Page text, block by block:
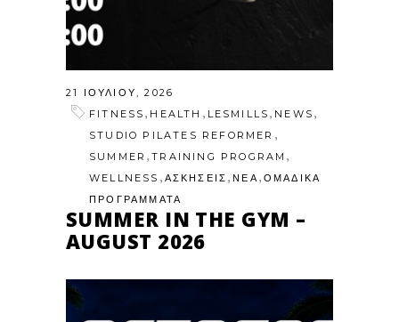
21 ΙΟΥΛΊΟΥ, 2026
FITNESS
HEALTH LESMILLS NEWS
STUDIO PILATES REFORMER
SUMMER ,TRAINING PROGRAM
WELLNESS ΑΣΚΗΣΕΙΣ ,ΝΕΑ ΟΜΑΔΙΚΑ
ΠΡΟΓΡΑΜΜΑΤΑ
SUMMER IN THE GYM –
AUGUST 2026